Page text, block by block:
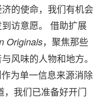
的使命，我们有机会
访意愿。 借助扩展
Originals，聚焦那些
风味的人物和地方。
为单一信息来源消除
，我们已准备好开门